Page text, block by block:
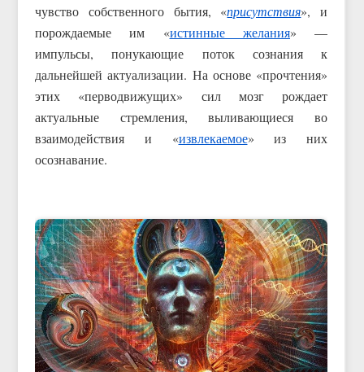
чувство собственного бытия, «присутствия», и
порождаемые им «истинные желания» —
импульсы, понукающие поток сознания к
дальнейшей актуализации. На основе «прочтения»
этих «перводвижущих» сил мозг рождает
актуальные стремления, выливающиеся во
взаимодействия и «извлекаемое» из них
осознавание.